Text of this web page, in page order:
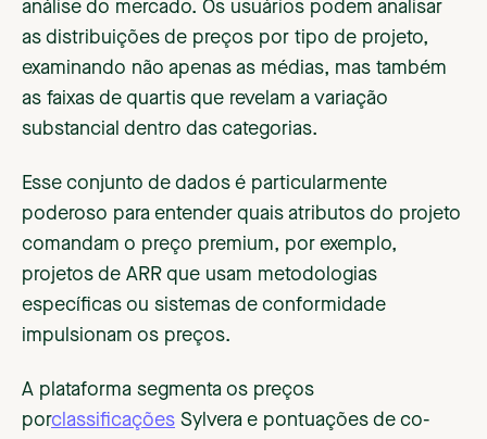
análise do mercado. Os usuários podem analisar
as distribuições de preços por tipo de projeto,
examinando não apenas as médias, mas também
as faixas de quartis que revelam a variação
substancial dentro das categorias.
Esse conjunto de dados é particularmente
poderoso para entender quais atributos do projeto
comandam o preço premium, por exemplo,
projetos de ARR que usam metodologias
específicas ou sistemas de conformidade
impulsionam os preços.
A plataforma segmenta os preços
porclassificações Sylvera e pontuações de co-